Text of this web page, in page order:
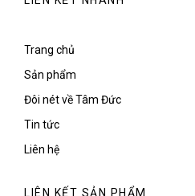
Trang chủ
Sản phẩm
Đôi nét về Tâm Đức
Tin tức
Liên hệ
LIÊN KẾT SẢN PHẨM